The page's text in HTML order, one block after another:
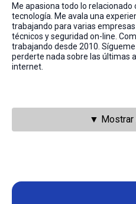
Me apasiona todo lo
tecnología. Me avala una
trabajando para varias
técnicos y seguridad on-line.
trabajando desde 2010.
perderte nada sobre las últimas
internet.
▼ Mostrar